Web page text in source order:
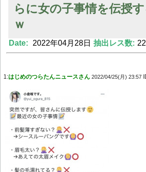
【画像あり】FacebookとかTwitterで拾ったエロ画像貼
らに女の子事情を伝授
ｗ
Date: 2022年04月28日 抽出レス数: 22
1:はじめのつらたんニュースさん 2022/04/25(月) 23:57